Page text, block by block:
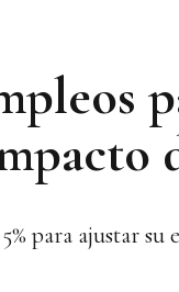
para ajustar su